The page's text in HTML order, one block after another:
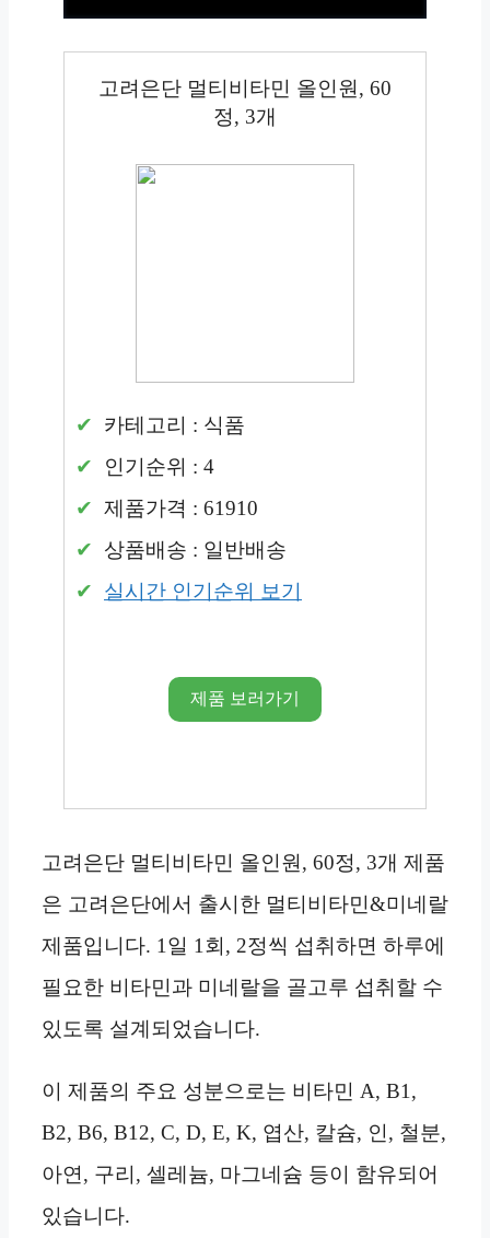
고려은단 멀티비타민 올인원, 60
정, 3개
카테고리 : 식품
인기순위 : 4
제품가격 : 61910
상품배송 : 일반배송
실시간 인기순위 보기
제품 보러가기
고려은단 멀티비타민 올인원, 60정, 3개 제품
은 고려은단에서 출시한 멀티비타민&미네랄
제품입니다. 1일 1회, 2정씩 섭취하면 하루에
필요한 비타민과 미네랄을 골고루 섭취할 수
있도록 설계되었습니다.
이 제품의 주요 성분으로는 비타민 A, B1,
B2, B6, B12, C, D, E, K, 엽산, 칼슘, 인, 철분,
아연, 구리, 셀레늄, 마그네슘 등이 함유되어
있습니다.